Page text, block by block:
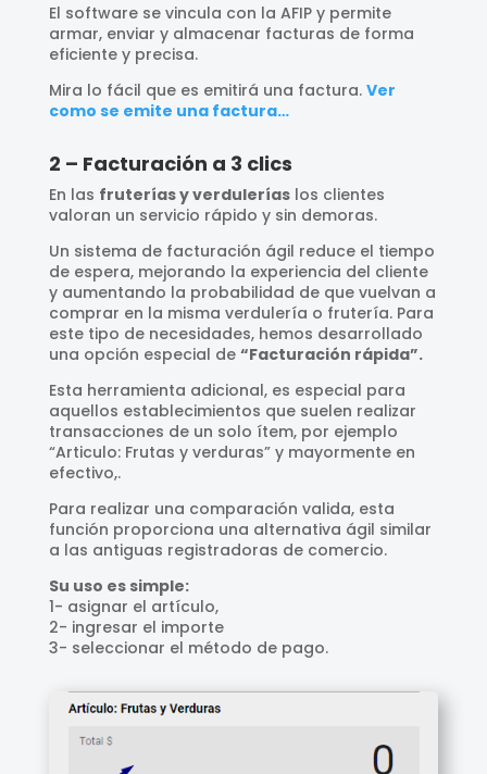
El software se vincula con la AFIP y permite
armar, enviar y almacenar facturas de forma
eficiente y precisa.
Mira lo fácil que es emitirá una factura. Ver
como se emite una factura…
2 – Facturación a 3 clics
En las fruterías y verduleríaslos clientes
valoran un servicio rápido y sin demoras.
Un sistema de facturación ágil reduce el tiempo
de espera, mejorando la experiencia del cliente
y aumentando la probabilidad de que vuelvan a
comprar en la misma verdulería o frutería. Para
este tipo de necesidades, hemos desarrollado
una opción especial de “Facturación rápida”.
Esta herramienta adicional, es especial para
aquellos establecimientos que suelen realizar
transacciones de un solo ítem, por ejemplo
“Articulo: Frutas y verduras” y mayormente en
efectivo,.
Para realizar una comparación valida, esta
función proporciona una alternativa ágil similar
a las antiguas registradoras de comercio.
Su uso es simple:
1- asignar el artículo,
2- ingresar el importe
3- seleccionar el método de pago.